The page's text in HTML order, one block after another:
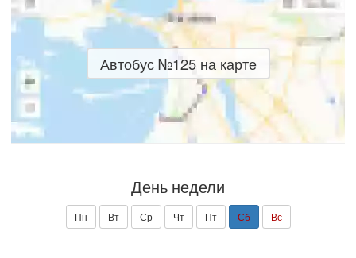
Автобус №125 на карте
День недели
Пн Вт Ср Чт Пт Сб Вс